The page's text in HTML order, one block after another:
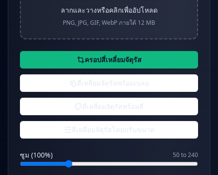
ลากและวางหรือคลิกเพื่ออัปโหลด
PNG, JPG, GIF, WebP ภายใต้ 12 MB
ครอปสี่เหลี่ยมจัตุรัส
สี่เหลี่ยมจัตุรัสพร้อมเบลอ
สี่เหลี่ยมจัตุรัสพร้อมสี
สี่เหลี่ยมจัตุรัสโดยปรับขนาด
ซูม (100%) 50 to 240